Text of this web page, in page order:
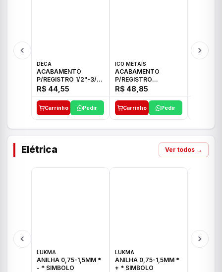
DECA
ACABAMENTO
P/REGISTRO 1/2"-3/4"
E 1"C21.PQ DECA
R$ 44,55
Carrinho Pedir
ICO METAIS
ACABAMENTO
P/REGISTRO
1/2"-3/4"-1" ACB M
CS 33 ICO
R$ 48,85
Carrinho Pedir
Elétrica Ver todos →
LUKMA
ANILHA 0,75-1,5MM *
- * SIMBOLO
LUKMA
ANILHA 0,75-1,5MM *
+ * SIMBOLO